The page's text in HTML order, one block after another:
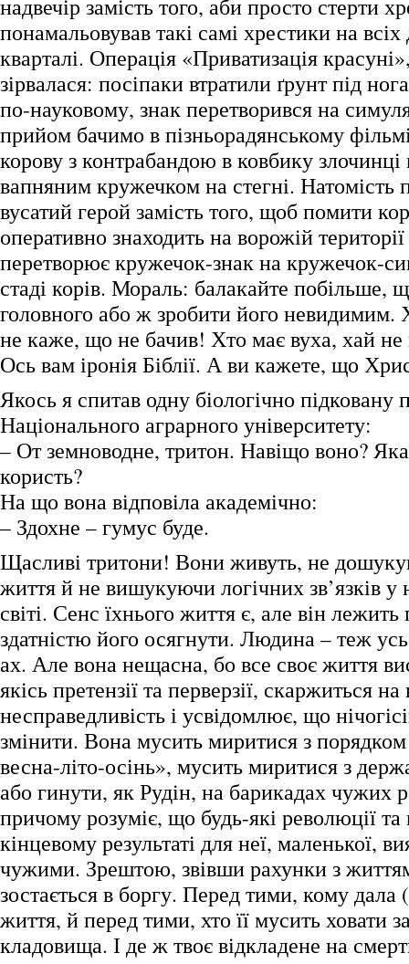
надвечір замість того, аби просто стерти
понамальовував такі самі хрестики на
кварталі. Операція «Приватизація
зірвалася: посіпаки втратили ґрунт під
по-науковому, знак перетворився на
прийом бачимо в пізньорадянському
корову з контрабандою в ковбику
вапняним кружечком на стегні. Натомість
вусатий герой замість того, щоб помити
оперативно знаходить на ворожій
перетворює кружечок-знак на кружечок-
стаді корів. Мораль: балакайте побільше,
головного або ж зробити його невидимим.
не каже, що не бачив! Хто має вуха, хай
Ось вам іронія Біблії. А ви кажете, що
Якось я спитав одну біологічно підковану
Національного аграрного університету:
– От земноводне, тритон. Навіщо воно?
користь?
На що вона відповіла академічно:
– Здохне – гумус буде.
Щасливі тритони! Вони живуть, не
життя й не вишукуючи логічних зв’язків
світі. Сенс їхнього життя є, але він
здатністю його осягнути. Людина – теж
ах. Але вона нещасна, бо все своє життя
якісь претензії та перверзії, скаржиться
несправедливість і усвідомлює, що
змінити. Вона мусить миритися з
весна-літо-осінь», мусить миритися з
або гинути, як Рудін, на барикадах чужих
причому розуміє, що будь-які революції та
кінцевому результаті для неї, маленької,
чужими. Зрештою, звівши рахунки з
зостається в боргу. Перед тими, кому дала
життя, й перед тими, хто її мусить ховати
кладовища. І де ж твоє відкладене на